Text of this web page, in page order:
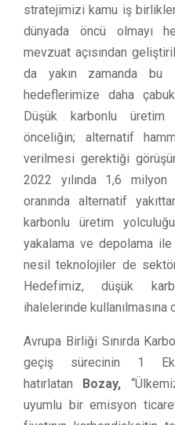
stratejimizi kamu iş
dünyada öncü olmayı
mevzuat açısından
da yakın zamanda bu
hedeflerimize daha çabuk
Düşük karbonlu üretim
önceliğin; alternatif
verilmesi gerektiği
2022 yılında 1,6 milyon
oranında alternatif
karbonlu üretim
yakalama ve depolama ile
nesil teknolojiler de
Hedefimiz, düşük
ihalelerinde kullanılmasına
Avrupa Birliği Sınırda
geçiş sürecinin 1
hatırlatan
Bozay,
uyumlu bir emisyon